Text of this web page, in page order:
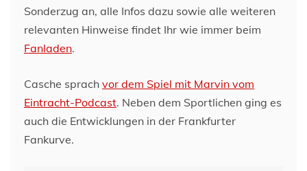
Sonderzug an, alle Infos dazu sowie alle weiteren
relevanten Hinweise findet Ihr wie immer beim
Fanladen.
Casche sprach vor dem Spiel mit Marvin vom
Eintracht-Podcast. Neben dem Sportlichen ging es
auch die Entwicklungen in der Frankfurter
Fankurve.